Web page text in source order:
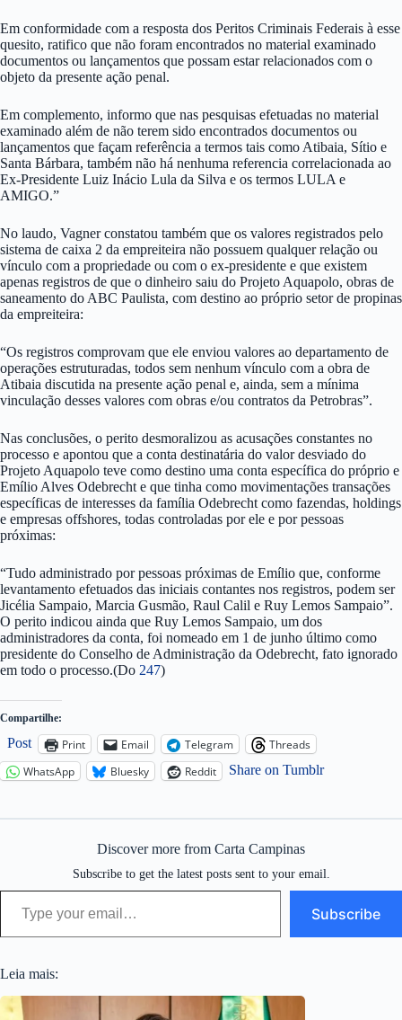
Em conformidade com a resposta dos Peritos Criminais Federais à esse
quesito, ratifico que não foram encontrados no material examinado
documentos ou lançamentos que possam estar relacionados com o
objeto da presente ação penal.
Em complemento, informo que nas pesquisas efetuadas no material
examinado além de não terem sido encontrados documentos ou
lançamentos que façam referência a termos tais como Atibaia, Sítio e
Santa Bárbara, também não há nenhuma referencia correlacionada ao
Ex-Presidente Luiz Inácio Lula da Silva e os termos LULA e
AMIGO.”
No laudo, Vagner constatou também que os valores registrados pelo
sistema de caixa 2 da empreiteira não possuem qualquer relação ou
vínculo com a propriedade ou com o ex-presidente e que existem
apenas registros de que o dinheiro saiu do Projeto Aquapolo, obras de
saneamento do ABC Paulista, com destino ao próprio setor de propinas
da empreiteira:
“Os registros comprovam que ele enviou valores ao departamento de
operações estruturadas, todos sem nenhum vínculo com a obra de
Atibaia discutida na presente ação penal e, ainda, sem a mínima
vinculação desses valores com obras e/ou contratos da Petrobras”.
Nas conclusões, o perito desmoralizou as acusações constantes no
processo e apontou que a conta destinatária do valor desviado do
Projeto Aquapolo teve como destino uma conta específica do próprio e
Emílio Alves Odebrecht e que tinha como movimentações transações
específicas de interesses da família Odebrecht como fazendas, holdings
e empresas offshores, todas controladas por ele e por pessoas
próximas:
“Tudo administrado por pessoas próximas de Emílio que, conforme
levantamento efetuados das iniciais contantes nos registros, podem ser
Jicélia Sampaio, Marcia Gusmão, Raul Calil e Ruy Lemos Sampaio”.
O perito indicou ainda que Ruy Lemos Sampaio, um dos
administradores da conta, foi nomeado em 1 de junho último como
presidente do Conselho de Administração da Odebrecht, fato ignorado
em todo o processo.(Do 247)
Compartilhe:
Post Print Email Telegram
Threads
WhatsApp
Bluesky Reddit Share on Tumblr
Discover more from Carta Campinas
Subscribe to get the latest posts sent to your email.
Type your email…
Subscribe
Leia mais: